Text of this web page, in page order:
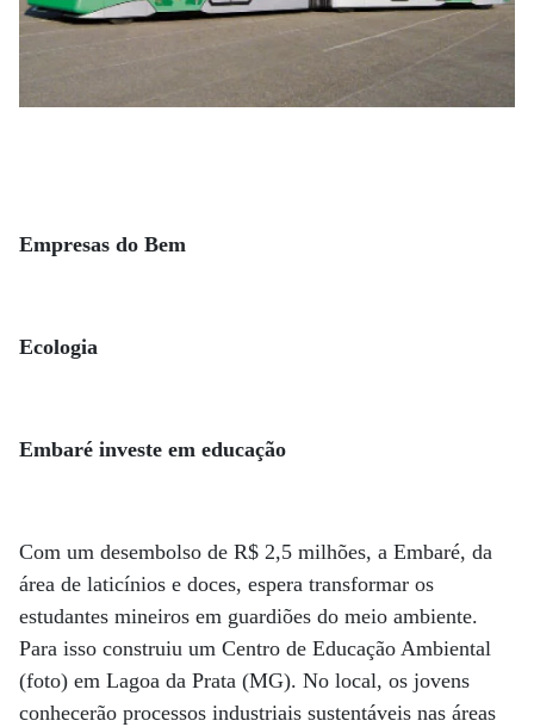
Empresas do Bem
Ecologia
Embaré investe em educação
Com um desembolso de R$ 2,5 milhões, a Embaré, da
área de laticínios e doces, espera transformar os
estudantes mineiros em guardiões do meio ambiente.
Para isso construiu um Centro de Educação Ambiental
(foto) em Lagoa da Prata (MG). No local, os jovens
conhecerão processos industriais sustentáveis nas áreas